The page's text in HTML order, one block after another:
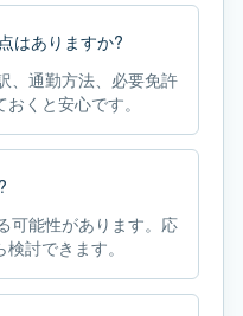
はありますか?
、通勤方法、必要免許
くと安心です。
可能性があります。応
討できます。